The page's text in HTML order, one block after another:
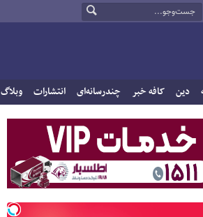
دین کافه خبر چندرسانه‌ای انتشارات وبلاگ